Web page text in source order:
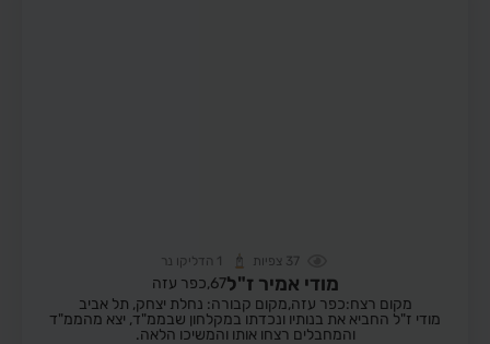
37 צפיות 1 הדליקו נר
מודי אמיר ז"ל67, כפר עזה
מקום רצח:כפר עזה,מקום קבורה: נחלת יצחק, תל אביב
מודי ז"ל החביא את בנותיו ונכדתו במקלחון שבממ"ד, יצא מהממ"ד
והמחבלים רצחו אותו והמשיכו הלאה.